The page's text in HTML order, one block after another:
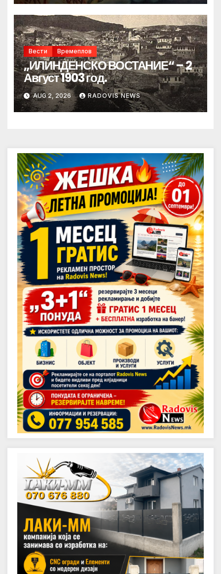
Вести Времеплов
„ИЛИНДЕНСКО ВОСТАНИЕ“ – 2
Август 1903 год.
AUG 2, 2026 RADOVIS NEWS